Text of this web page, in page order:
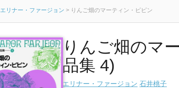
エリナー・ファージョン > りんご畑のマーティン・ピピン
りんご畑のマ
品集 4)
エリナー・ファージョン 石井桃子